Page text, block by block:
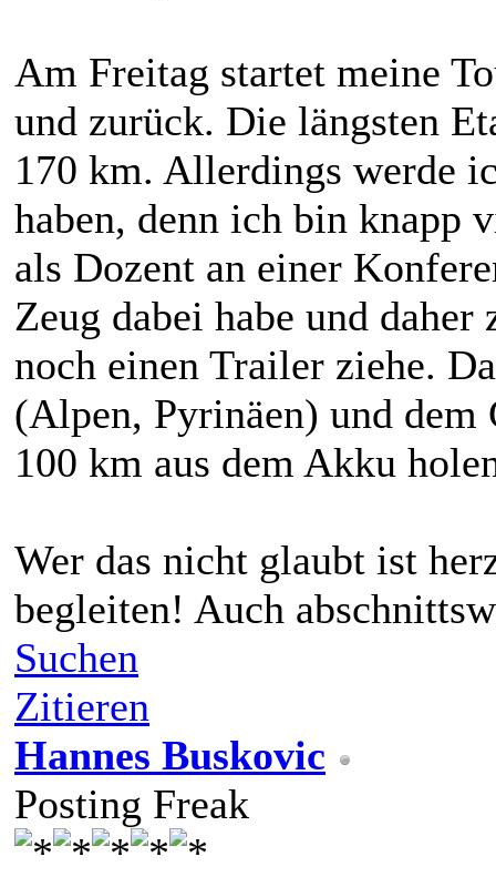
Am Freitag startet meine
und zurück. Die längsten
170 km. Allerdings werde
haben, denn ich bin knapp
als Dozent an einer
Zeug dabei habe und daher
noch einen Trailer ziehe.
(Alpen, Pyrinäen) und dem
100 km aus dem Akku
Wer das nicht glaubt ist
begleiten! Auch
Suchen
Zitieren
Hannes Buskovic
Posting Freak